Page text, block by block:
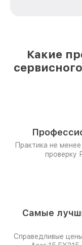
Какие
Практика не менее
проверку
Самые
Справедливые